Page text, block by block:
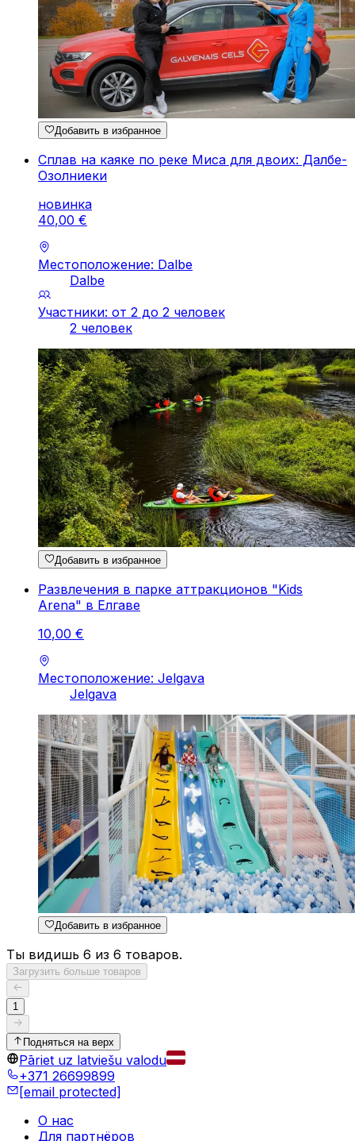
Добавить в избранное
Сплав на каяке по реке Миса для двоих: Далбе-
Озолниеки
новинка
40,00 €
Местоположение: Dalbe
Dalbe
Участники: от 2 до 2 человек
2 человек
Добавить в избранное
Развлечения в парке аттракционов "Kids
Arena" в Елгаве
10,00 €
Местоположение: Jelgava
Jelgava
Добавить в избранное
Ты видишь 6 из 6 товаров.
Загрузить больше товаров
1
Подняться на верх
Pāriet uz latviešu valodu
+371 26699899
[email protected]
О нас
Для партнёров